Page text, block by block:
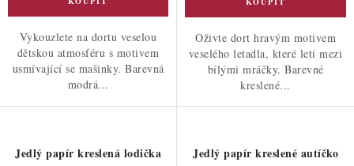
Vykouzlete na dortu veselou
dětskou atmosféru s motivem
usmívající se mašinky. Barevná
modrá...
Oživte dort hravým motivem
veselého letadla, které letí mezi
bílými mráčky. Barevné
kreslené...
Jedlý papír kreslená lodička Jedlý papír kreslené autíčko